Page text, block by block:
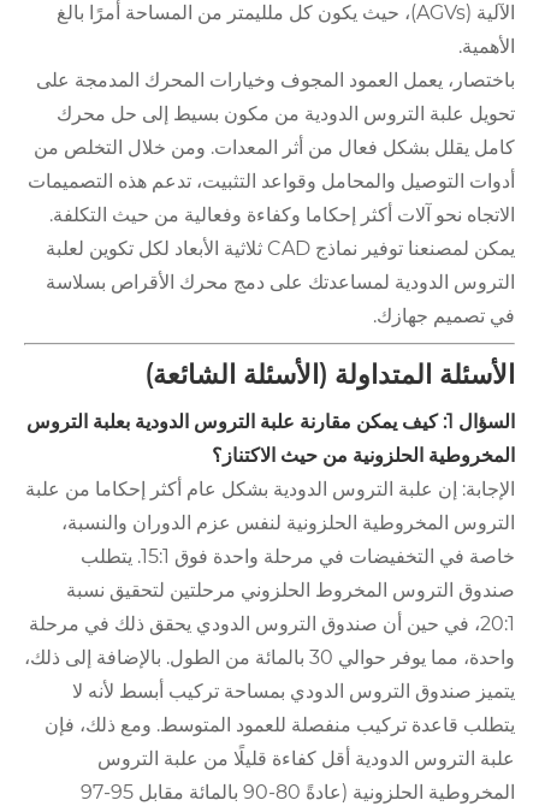
الآلية (AGVs)، حيث يكون كل ملليمتر من المساحة أمرًا بالغ
الأهمية.
باختصار، يعمل العمود المجوف وخيارات المحرك المدمجة على
تحويل علبة التروس الدودية من مكون بسيط إلى حل محرك
كامل يقلل بشكل فعال من أثر المعدات. ومن خلال التخلص من
أدوات التوصيل والمحامل وقواعد التثبيت، تدعم هذه التصميمات
الاتجاه نحو آلات أكثر إحكاما وكفاءة وفعالية من حيث التكلفة.
يمكن لمصنعنا توفير نماذج CAD ثلاثية الأبعاد لكل تكوين لعلبة
التروس الدودية لمساعدتك على دمج محرك الأقراص بسلاسة
في تصميم جهازك.
الأسئلة المتداولة (الأسئلة الشائعة)
السؤال 1: كيف يمكن مقارنة علبة التروس الدودية بعلبة التروس
المخروطية الحلزونية من حيث الاكتناز؟
الإجابة: إن علبة التروس الدودية بشكل عام أكثر إحكاما من علبة
التروس المخروطية الحلزونية لنفس عزم الدوران والنسبة،
خاصة في التخفيضات في مرحلة واحدة فوق 15:1. يتطلب
صندوق التروس المخروط الحلزوني مرحلتين لتحقيق نسبة
20:1، في حين أن صندوق التروس الدودي يحقق ذلك في مرحلة
واحدة، مما يوفر حوالي 30 بالمائة من الطول. بالإضافة إلى ذلك،
يتميز صندوق التروس الدودي بمساحة تركيب أبسط لأنه لا
يتطلب قاعدة تركيب منفصلة للعمود المتوسط. ومع ذلك، فإن
علبة التروس الدودية أقل كفاءة قليلًا من علبة التروس
المخروطية الحلزونية (عادةً 80-90 بالمائة مقابل 95-97